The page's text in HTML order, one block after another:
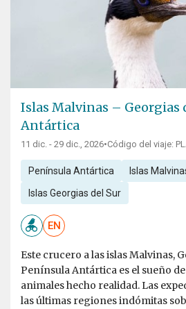
Islas Malvinas – Georgias
Antártica
11 dic. - 29 dic., 2026•Código del viaje:
Península Antártica Islas
Islas Georgias del Sur
EN
Este crucero a las islas Malvinas,
Península Antártica es el sueño
animales hecho realidad. Las
las últimas regiones indómitas